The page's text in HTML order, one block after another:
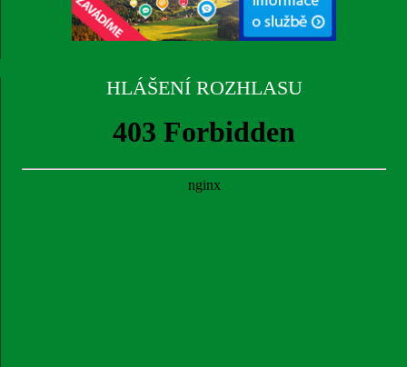
HLÁŠENÍ ROZHLASU